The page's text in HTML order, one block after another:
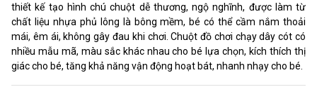
thiết kế tạo hình chú chuột dễ thương, ngộ nghĩnh, được làm từ
chất liệu nhựa phủ lông là bông mềm, bé có thể cầm nắm thoải
mái, êm ái, không gây đau khi chơi. Chuột đồ chơi chạy dây cót có
nhiều mẫu mã, màu sắc khác nhau cho bé lựa chọn, kích thích thị
giác cho bé, tăng khả năng vận động hoạt bát, nhanh nhạy cho bé.